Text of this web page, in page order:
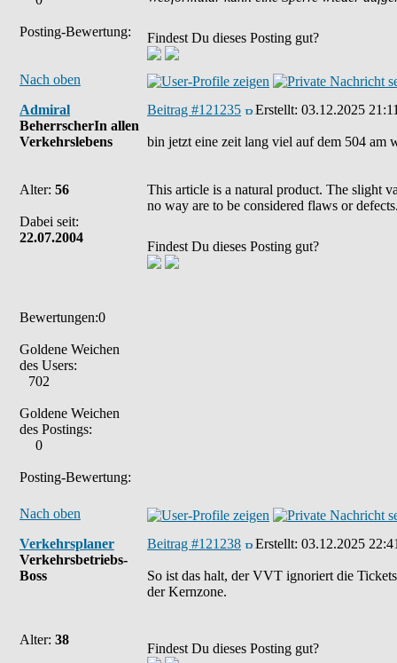
Posting-Bewertung: Findest Du dieses Posting gut?
Nach oben
Admiral
BeherrscherIn allen
Verkehrslebens
Alter: 56
Dabei seit:
22.07.2004
Bewertungen:0
Goldene Weichen
des Users:
702
Goldene Weichen
des Postings:
0
Posting-Bewertung:
Beitrag #121235 Erstellt: 03.12.2025
bin jetzt eine zeit lang viel auf dem 504 am
This article is a natural product. The slight
no way are to be considered flaws or
Findest Du dieses Posting gut?
Nach oben
Verkehrsplaner
Verkehrsbetriebs-
Boss
Alter: 38
Beitrag #121238 Erstellt: 03.12.2025
So ist das halt, der VVT ignoriert die
der Kernzone.
Findest Du dieses Posting gut?